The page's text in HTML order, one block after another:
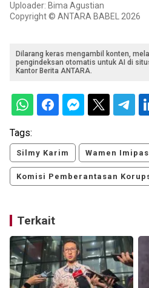
Uploader: Bima Agustian
Copyright © ANTARA BABEL 2026
Dilarang keras mengambil konten,
pengindeksan otomatis untuk AI di
Kantor Berita ANTARA.
Tags:
Silmy Karim Wamen Imipas
Komisi Pemberantasan
Terkait